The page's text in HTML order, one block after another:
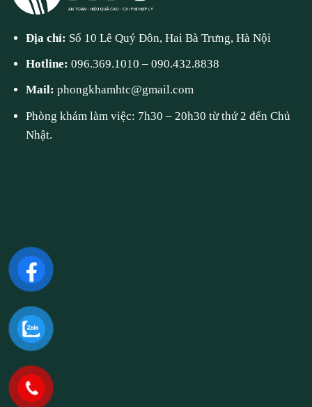
Địa chỉ: Số 10 Lê Quý Đôn, Hai Bà Trưng, Hà Nội
Hotline:096.369.1010 –090.432.8838
Mail:phongkhamhtc@gmail.com
Phòng khám làm việc: 7h30 – 20h30 từ thứ 2 đến Chủ
Nhật.